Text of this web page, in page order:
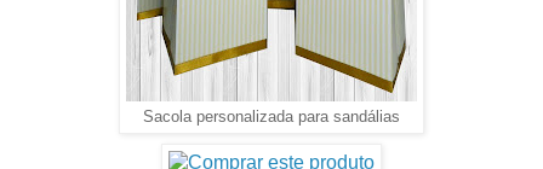
Sacola personalizada para sandálias